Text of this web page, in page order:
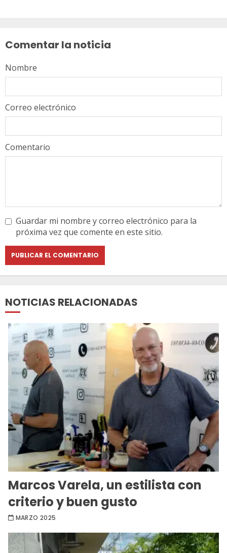
Comentar la noticia
Comentario
Nombre
Correo electrónico
Guardar mi nombre y correo electrónico para la
próxima vez que comente en este sitio.
NOTICIAS RELACIONADAS
Marcos Varela, un estilista con
criterio y buen gusto
MARZO 2025